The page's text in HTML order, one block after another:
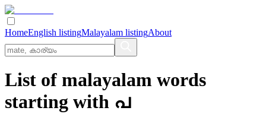
HomeEnglish listingMalayalam listingAbout
List of malayalam words
starting with പ